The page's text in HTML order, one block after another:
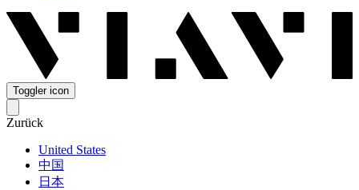
Toggler icon
Zurück
United States
中国
日本